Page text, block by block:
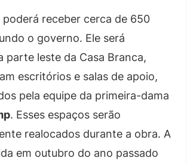
poderá receber cerca de 650
o governo. Ele será
parte leste da Casa Branca,
escritórios e salas de apoio,
pela equipe da primeira-dama
. Esses espaços serão
realocados durante a obra. A
em outubro do ano passado